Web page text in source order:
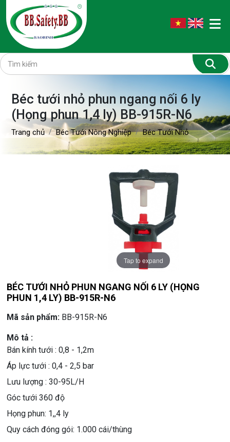
Béc tưới nhỏ phun ngang nối 6 ly
(Họng phun 1,4 ly) BB-915R-N6
Trang chủ Béc Tưới Nông Nghiệp Béc Tưới Nhỏ
Tap to expand
BÉC TƯỚI NHỎ PHUN NGANG NỐI 6 LY (HỌNG
PHUN 1,4 LY) BB-915R-N6
Mã sản phẩm: BB-915R-N6
Mô tả :
Bán kính tưới : 0,8 - 1,2m
Áp lực tưới : 0,4 - 2,5 bar
Lưu lượng : 30-95L/H
Góc tưới 360 độ
Họng phun: 1,,4 ly
Quy cách đóng gói: 1.000 cái/thùng